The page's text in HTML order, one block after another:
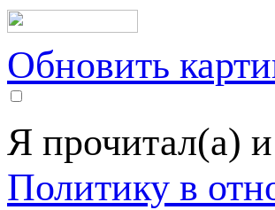
Обновить
Я прочитал(а)
Политику в